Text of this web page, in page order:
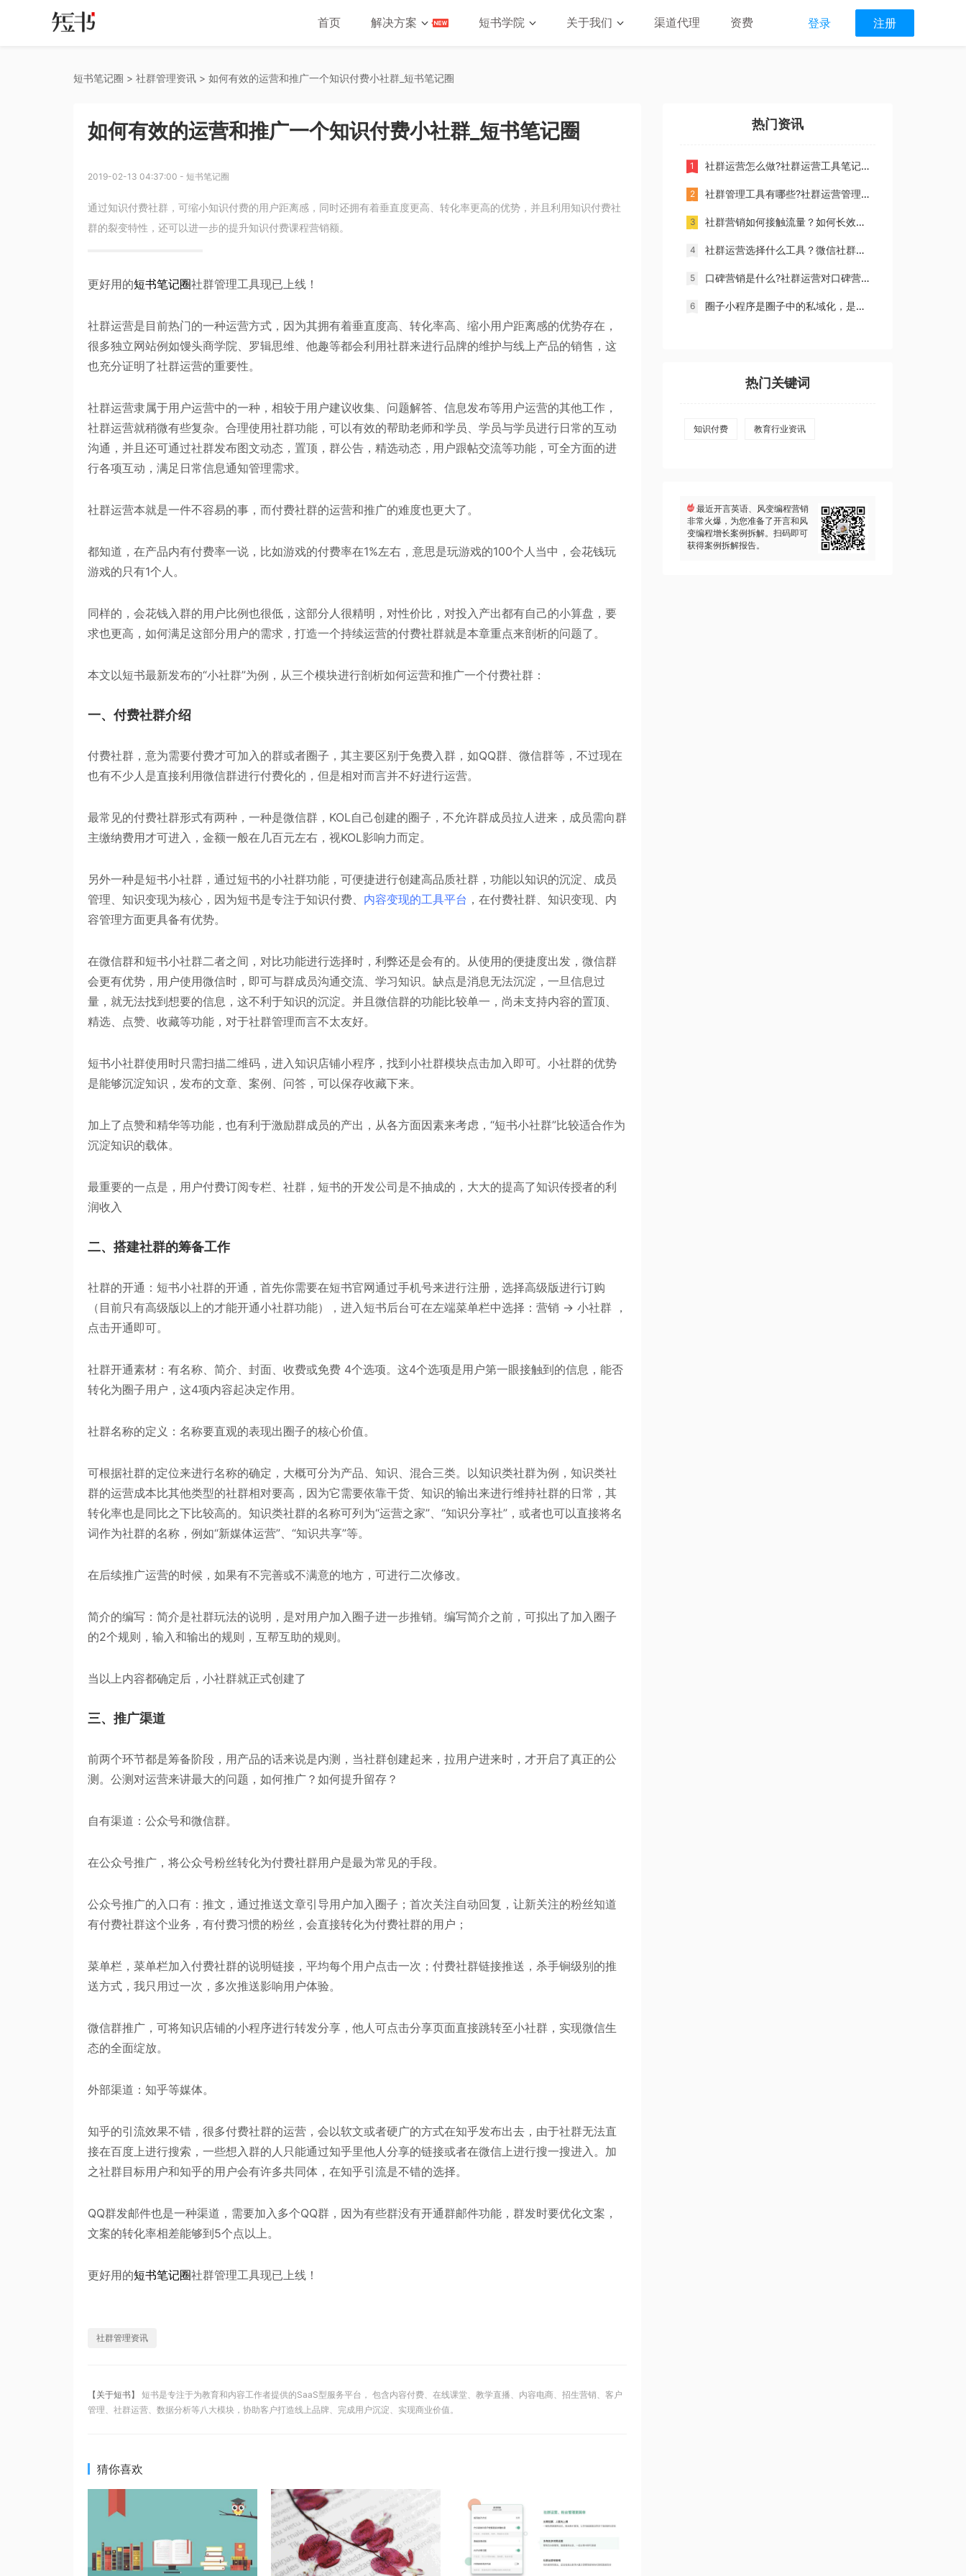
首页 解决方案 短书学院 关于我们 渠道代理 资费 登录 注册
短书笔记圈 > 社群管理资讯 > 如何有效的运营和推广一个知识付费小社群_短书笔记圈
如何有效的运营和推广一个知识付费小社群_短书笔记圈
2019-02-13 04:37:00 - 短书笔记圈
通过知识付费社群，可缩小知识付费的用户距离感，同时还拥有着垂直度更高、转化率更高的优势，并且利用知识付费社
群的裂变特性，还可以进一步的提升知识付费课程营销额。
更好用的短书笔记圈社群管理工具现已上线！
社群运营是目前热门的一种运营方式，因为其拥有着垂直度高、转化率高、缩小用户距离感的优势存在，
很多独立网站例如馒头商学院、罗辑思维、他趣等都会利用社群来进行品牌的维护与线上产品的销售，这
也充分证明了社群运营的重要性。
社群运营隶属于用户运营中的一种，相较于用户建议收集、问题解答、信息发布等用户运营的其他工作，
社群运营就稍微有些复杂。合理使用社群功能，可以有效的帮助老师和学员、学员与学员进行日常的互动
沟通，并且还可通过社群发布图文动态，置顶，群公告，精选动态，用户跟帖交流等功能，可全方面的进
行各项互动，满足日常信息通知管理需求。
社群运营本就是一件不容易的事，而付费社群的运营和推广的难度也更大了。
都知道，在产品内有付费率一说，比如游戏的付费率在1%左右，意思是玩游戏的100个人当中，会花钱玩
游戏的只有1个人。
同样的，会花钱入群的用户比例也很低，这部分人很精明，对性价比，对投入产出都有自己的小算盘，要
求也更高，如何满足这部分用户的需求，打造一个持续运营的付费社群就是本章重点来剖析的问题了。
本文以短书最新发布的“小社群”为例，从三个模块进行剖析如何运营和推广一个付费社群：
一、付费社群介绍
付费社群，意为需要付费才可加入的群或者圈子，其主要区别于免费入群，如QQ群、微信群等，不过现在
也有不少人是直接利用微信群进行付费化的，但是相对而言并不好进行运营。
最常见的付费社群形式有两种，一种是微信群，KOL自己创建的圈子，不允许群成员拉人进来，成员需向群
主缴纳费用才可进入，金额一般在几百元左右，视KOL影响力而定。
另外一种是短书小社群，通过短书的小社群功能，可便捷进行创建高品质社群，功能以知识的沉淀、成员
管理、知识变现为核心，因为短书是专注于知识付费、 内容变现的工具平台 ，在付费社群、知识变现、内
容管理方面更具备有优势。
在微信群和短书小社群二者之间，对比功能进行选择时，利弊还是会有的。从使用的便捷度出发，微信群
会更有优势，用户使用微信时，即可与群成员沟通交流、学习知识。缺点是消息无法沉淀，一旦信息过
量，就无法找到想要的信息，这不利于知识的沉淀。并且微信群的功能比较单一，尚未支持内容的置顶、
精选、点赞、收藏等功能，对于社群管理而言不太友好。
短书小社群使用时只需扫描二维码，进入知识店铺小程序，找到小社群模块点击加入即可。小社群的优势
是能够沉淀知识，发布的文章、案例、问答，可以保存收藏下来。
加上了点赞和精华等功能，也有利于激励群成员的产出，从各方面因素来考虑，“短书小社群”比较适合作为
沉淀知识的载体。
最重要的一点是，用户付费订阅专栏、社群，短书的开发公司是不抽成的，大大的提高了知识传授者的利
润收入
二、搭建社群的筹备工作
社群的开通：短书小社群的开通，首先你需要在短书官网通过手机号来进行注册，选择高级版进行订购
（目前只有高级版以上的才能开通小社群功能），进入短书后台可在左端菜单栏中选择：营销 → 小社群 ，
点击开通即可。
社群开通素材：有名称、简介、封面、收费或免费 4个选项。这4个选项是用户第一眼接触到的信息，能否
转化为圈子用户，这4项内容起决定作用。
社群名称的定义：名称要直观的表现出圈子的核心价值。
可根据社群的定位来进行名称的确定，大概可分为产品、知识、混合三类。以知识类社群为例，知识类社
群的运营成本比其他类型的社群相对要高，因为它需要依靠干货、知识的输出来进行维持社群的日常，其
转化率也是同比之下比较高的。知识类社群的名称可列为“运营之家”、“知识分享社”，或者也可以直接将名
词作为社群的名称，例如“新媒体运营”、“知识共享”等。
在后续推广运营的时候，如果有不完善或不满意的地方，可进行二次修改。
简介的编写：简介是社群玩法的说明，是对用户加入圈子进一步推销。编写简介之前，可拟出了加入圈子
的2个规则，输入和输出的规则，互帮互助的规则。
当以上内容都确定后，小社群就正式创建了
三、推广渠道
前两个环节都是筹备阶段，用产品的话来说是内测，当社群创建起来，拉用户进来时，才开启了真正的公
测。公测对运营来讲最大的问题，如何推广？如何提升留存？
自有渠道：公众号和微信群。
在公众号推广，将公众号粉丝转化为付费社群用户是最为常见的手段。
公众号推广的入口有：推文，通过推送文章引导用户加入圈子；首次关注自动回复，让新关注的粉丝知道
有付费社群这个业务，有付费习惯的粉丝，会直接转化为付费社群的用户；
菜单栏，菜单栏加入付费社群的说明链接，平均每个用户点击一次；付费社群链接推送，杀手锏级别的推
送方式，我只用过一次，多次推送影响用户体验。
微信群推广，可将知识店铺的小程序进行转发分享，他人可点击分享页面直接跳转至小社群，实现微信生
态的全面绽放。
外部渠道：知乎等媒体。
知乎的引流效果不错，很多付费社群的运营，会以软文或者硬广的方式在知乎发布出去，由于社群无法直
接在百度上进行搜索，一些想入群的人只能通过知乎里他人分享的链接或者在微信上进行搜一搜进入。加
之社群目标用户和知乎的用户会有许多共同体，在知乎引流是不错的选择。
QQ群发邮件也是一种渠道，需要加入多个QQ群，因为有些群没有开通群邮件功能，群发时要优化文案，
文案的转化率相差能够到5个点以上。
更好用的短书笔记圈社群管理工具现已上线！
社群管理资讯
【关于短书】 短书是专注于为教育和内容工作者提供的SaaS型服务平台， 包含内容付费、在线课堂、教学直播、内容电商、招生营销、客户
管理、社群运营、数据分析等八大模块，协助客户打造线上品牌、完成用户沉淀、实现商业价值。
猜你喜欢
热门资讯
社群运营怎么做?社群运营工具笔记圈可为客户提供什么价值?
社群管理工具有哪些?社群运营管理怎么做?
社群营销如何接触流量？如何长效地运营管理社群？
社群运营选择什么工具？微信社群有什么缺点？
口碑营销是什么?社群运营对口碑营销的作用_短书笔记圈
圈子小程序是圈子中的私域化，是未来圈子生态一种新模式
热门关键词
知识付费 教育行业资讯
最近开言英语、风变编程营销
非常火爆，为您准备了开言和风
变编程增长案例拆解。扫码即可
获得案例拆解报告。